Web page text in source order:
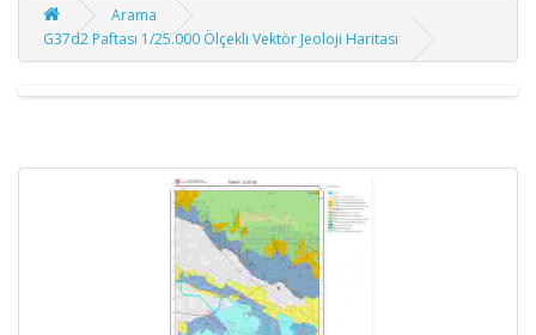
Arama
G37d2 Paftası 1/25.000 Ölçekli Vektör Jeoloji Haritası